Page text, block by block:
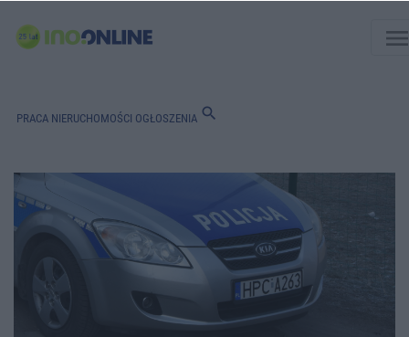
PRACA NIERUCHOMOŚCI OGŁOSZENIA search